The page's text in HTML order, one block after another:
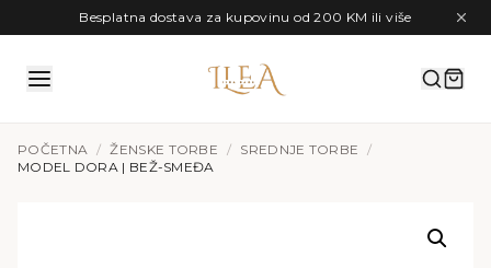
Preskoči na sadržajBesplatna dostava za kupovinu od 200 KM ili više
POČETNA / ŽENSKE TORBE / SREDNJE TORBE
/
MODEL DORA | BEŽ-SMEĐA